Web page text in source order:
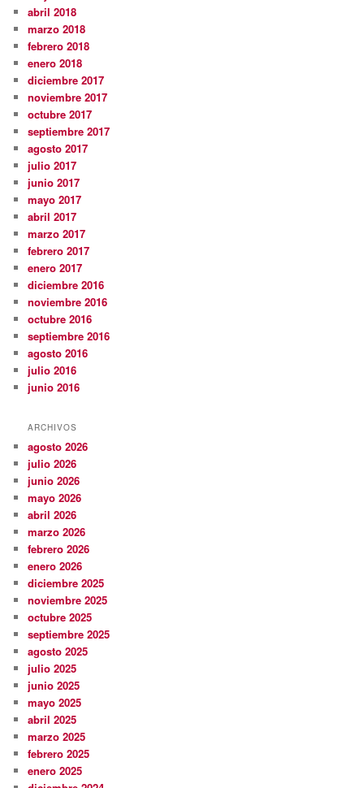
abril 2018
marzo 2018
febrero 2018
enero 2018
diciembre 2017
noviembre 2017
octubre 2017
septiembre 2017
agosto 2017
julio 2017
junio 2017
mayo 2017
abril 2017
marzo 2017
febrero 2017
enero 2017
diciembre 2016
noviembre 2016
octubre 2016
septiembre 2016
agosto 2016
julio 2016
junio 2016
ARCHIVOS
agosto 2026
julio 2026
junio 2026
mayo 2026
abril 2026
marzo 2026
febrero 2026
enero 2026
diciembre 2025
noviembre 2025
octubre 2025
septiembre 2025
agosto 2025
julio 2025
junio 2025
mayo 2025
abril 2025
marzo 2025
febrero 2025
enero 2025